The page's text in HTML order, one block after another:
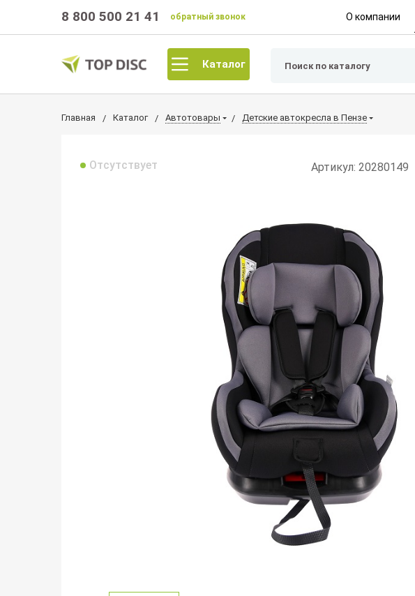
8 800 500 21 41 обратный звонок О компании
Каталог
Главная Каталог Автотовары Детские автокресла в Пензе
Отсутствует Артикул: 20280149